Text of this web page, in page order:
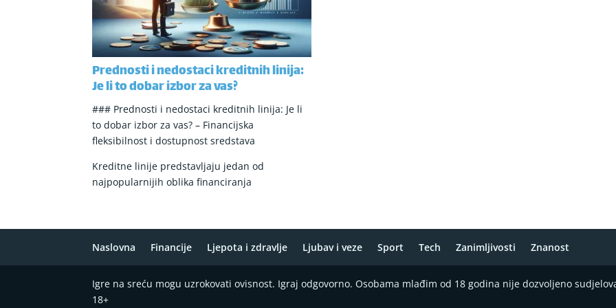
Prednosti i nedostaci kreditnih linija:
Je li to dobar izbor za vas?
### Prednosti i nedostaci kreditnih linija: Je li
to dobar izbor za vas? – Financijska
fleksibilnost i dostupnost sredstava
Kreditne linije predstavljaju jedan od
najpopularnijih oblika financiranja
Naslovna Financije Ljepota i zdravlje Ljubav i veze Sport Tech Zanimljivosti Znanost
Igre na sreću mogu uzrokovati ovisnost. Igraj odgovorno. Osobama mlađim od 18 godina nije dozvoljeno
18+